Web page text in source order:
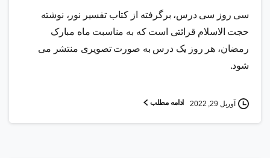
سی روز سی درس، برگرفته از کتاب تفسیر نور، نوشته
حجت الاسلام قرائتی است که به مناسبت ماه مبارک
رمضان، هر روز یک درس به صورت تصویری منتشر می
شود.
آوریل 29, 2022 ادامه مطلب